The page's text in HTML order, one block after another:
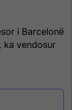
i Barcelonë
ka vendosur